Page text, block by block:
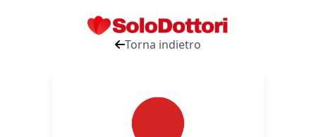
Torna indietro